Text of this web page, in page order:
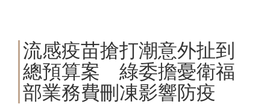
流感疫苗搶打潮意外扯到
總預算案 綠委擔憂衛福
部業務費刪凍影響防疫